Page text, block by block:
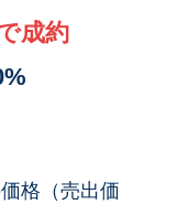
成約
格（売出価